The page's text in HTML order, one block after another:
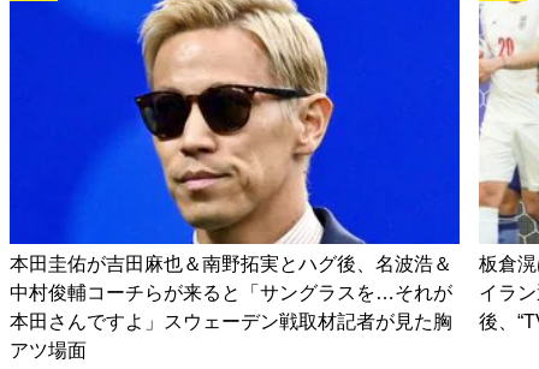
本田圭佑が吉田麻也＆南野拓実とハグ後、名波浩＆
中村俊輔コーチらが来ると「サングラスを…それが
本田さんですよ」スウェーデン戦取材記者が見た胸
アツ場面
板倉
イラ
後、